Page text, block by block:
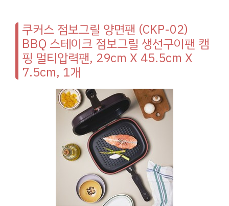
쿠커스 점보그릴 양면팬 (CKP-02)
BBQ 스테이크 점보그릴 생선구이팬 캠
핑 멀티압력팬, 29cm X 45.5cm X
7.5cm, 1개